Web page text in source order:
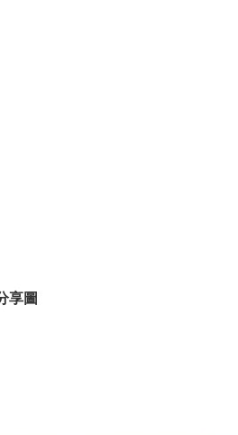
享圖